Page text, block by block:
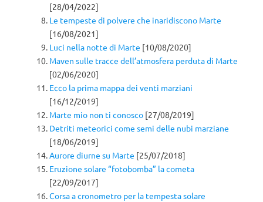
[28/04/2022]
Le tempeste di polvere che inaridiscono Marte
[16/08/2021]
Luci nella notte di Marte [10/08/2020]
Maven sulle tracce dell’atmosfera perduta di Marte
[02/06/2020]
Ecco la prima mappa dei venti marziani
[16/12/2019]
Marte mio non ti conosco [27/08/2019]
Detriti meteorici come semi delle nubi marziane
[18/06/2019]
Aurore diurne su Marte [25/07/2018]
Eruzione solare “fotobomba” la cometa
[22/09/2017]
Corsa a cronometro per la tempesta solare